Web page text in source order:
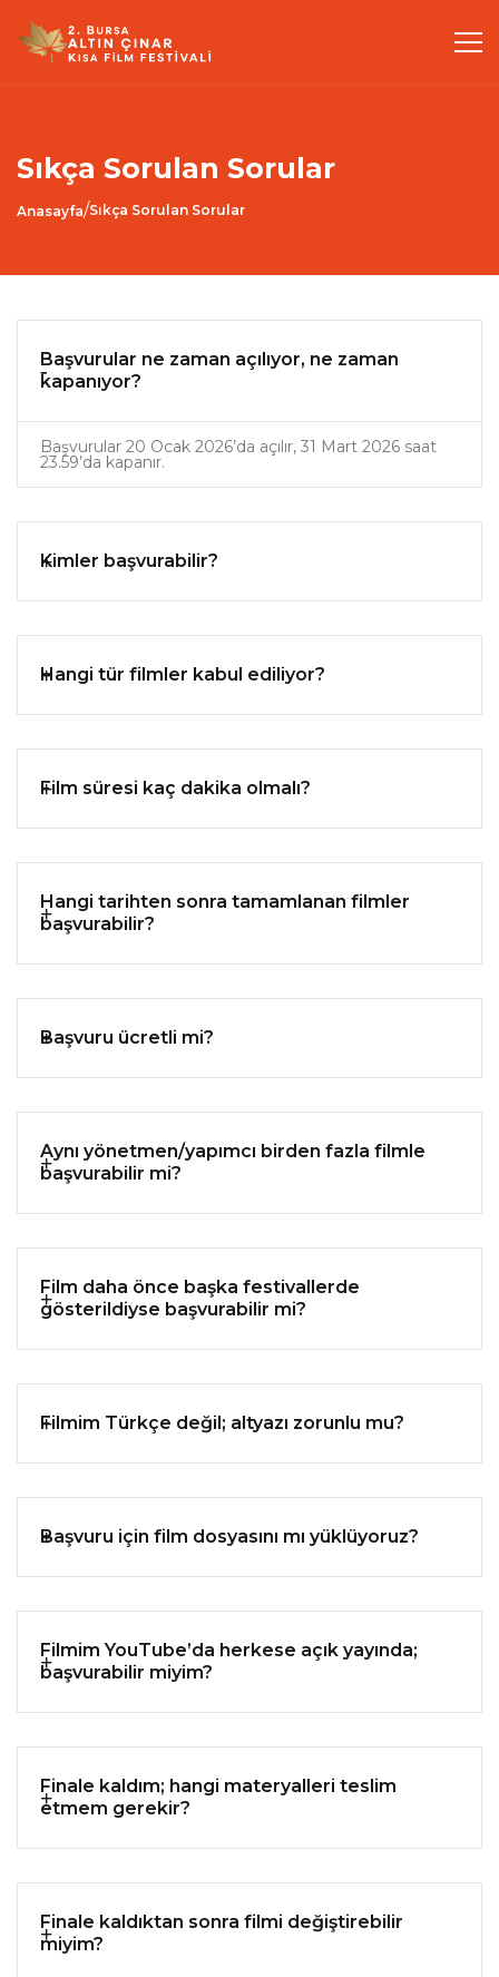
Sıkça Sorulan Sorular
Anasayfa/Sıkça Sorulan Sorular
Başvurular ne zaman açılıyor, ne zaman
kapanıyor?
Başvurular 20 Ocak 2026’da açılır, 31 Mart 2026 saat
23.59’da kapanır.
Kimler başvurabilir?
Hangi tür filmler kabul ediliyor?
Film süresi kaç dakika olmalı?
Hangi tarihten sonra tamamlanan filmler
başvurabilir?
Başvuru ücretli mi?
Aynı yönetmen/yapımcı birden fazla filmle
başvurabilir mi?
Film daha önce başka festivallerde
gösterildiyse başvurabilir mi?
Filmim Türkçe değil; altyazı zorunlu mu?
Başvuru için film dosyasını mı yüklüyoruz?
Filmim YouTube’da herkese açık yayında;
başvurabilir miyim?
Finale kaldım; hangi materyalleri teslim
etmem gerekir?
Finale kaldıktan sonra filmi değiştirebilir
miyim?